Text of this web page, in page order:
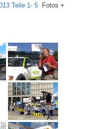
Tei­le 1- 5 Fotos +